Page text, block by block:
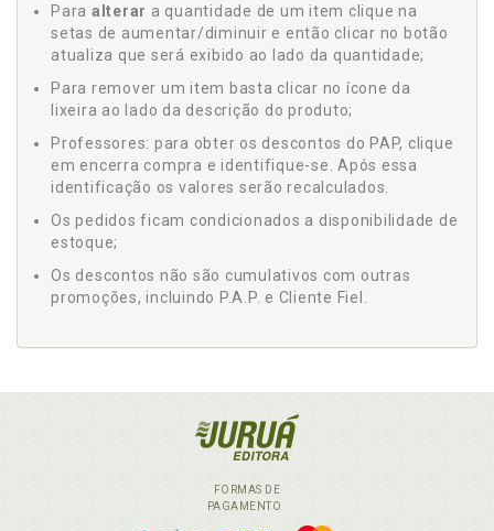
Para alterar a quantidade de um item clique na
setas de aumentar/diminuir e então clicar no botão
atualiza que será exibido ao lado da quantidade;
Para remover um item basta clicar no ícone da
lixeira ao lado da descrição do produto;
Professores: para obter os descontos do PAP, clique
em encerra compra e identifique-se. Após essa
identificação os valores serão recalculados.
Os pedidos ficam condicionados a disponibilidade de
estoque;
Os descontos não são cumulativos com outras
promoções, incluindo P.A.P. e Cliente Fiel.
FORMAS DE
PAGAMENTO